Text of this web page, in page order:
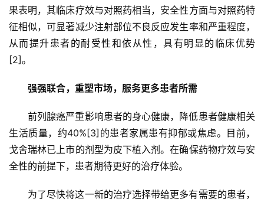
果表明，其临床疗效与对照药相当，安全性方面与对照药特
征相似，可显著减少注射部位不良反应发生率和严重程度，
从而提升患者的耐受性和依从性，具有明显的临床优势
[2]。
强强联合，重塑市场，服务更多患者所需
前列腺癌严重影响患者的身心健康，降低患者健康相关
生活质量，约40%[3]的患者家属患有抑郁或焦虑。目前，
戈舍瑞林已上市的剂型为皮下植入剂。在确保药物疗效与安
全性的前提下，患者期待更好的治疗体验。
为了尽快将这一新的治疗选择带给更多有需要的患者，